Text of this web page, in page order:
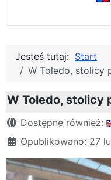
Jesteś tutaj: Start
W Toledo, stolicy
W Toledo, stolicy
Szczegóły
Dostępne również:
Opublikowano: 27